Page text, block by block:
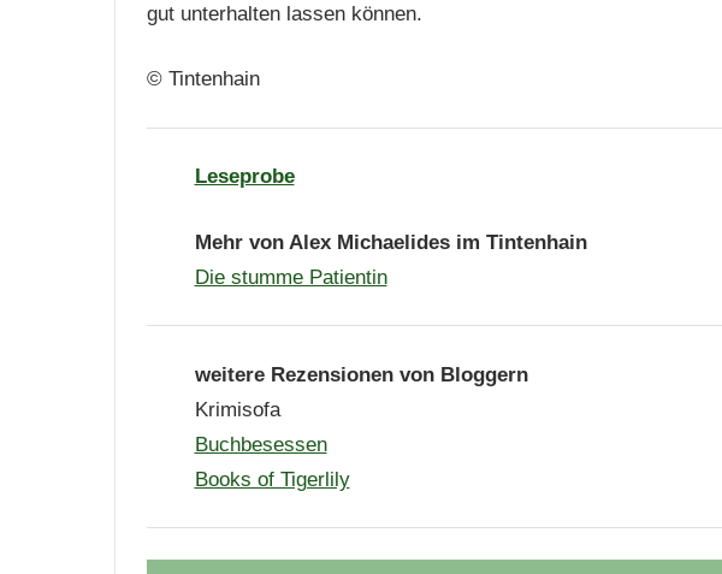
gut unterhalten lassen können.
© Tintenhain
Leseprobe
Mehr von Alex Michaelides im Tintenhain
Die stumme Patientin
weitere Rezensionen von Bloggern
Krimisofa
Buchbesessen
Books of Tigerlily